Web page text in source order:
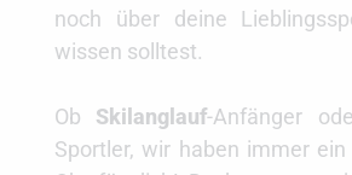
noch über deine
wissen solltest.
Ob Skilanglauf-Anfänger
Sportler, wir haben immer